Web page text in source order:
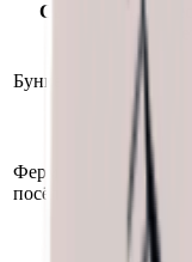
Сцена
Бункер 1.0
Фермерский
посёлок
1.1